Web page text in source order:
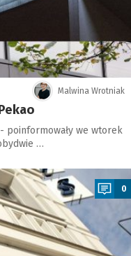
Malwina Wrotniak
poinformowały we wtorek
…
0